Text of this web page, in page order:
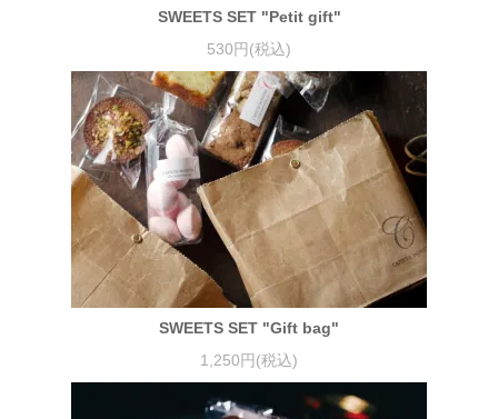
SWEETS SET "Petit gift"
530円(税込)
SWEETS SET "Gift bag"
1,250円(税込)